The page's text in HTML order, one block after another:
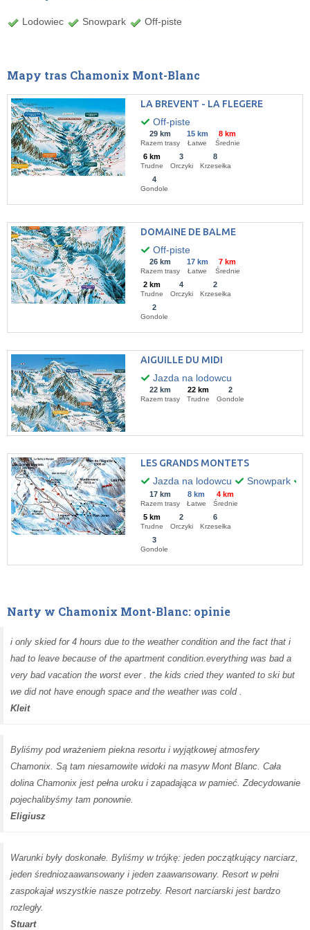
Lodowiec Snowpark Off-piste
Mapy tras Chamonix Mont-Blanc
LA BREVENT - LA FLEGERE
Off-piste
29 km
Razem trasy
15 km
Łatwe
8 km
Średnie
6 km
Trudne
3
Orczyki
8
Krzesełka
4
Gondole
DOMAINE DE BALME
Off-piste
26 km
Razem trasy
17 km
Łatwe
7 km
Średnie
2 km
Trudne
4
Orczyki
2
Krzesełka
2
Gondole
AIGUILLE DU MIDI
Jazda na lodowcu
22 km
Razem trasy
22 km
Trudne
2
Gondole
LES GRANDS MONTETS
Jazda na lodowcu
Snowpark
17 km
Razem trasy
8 km
Łatwe
4 km
Średnie
5 km
Trudne
2
Orczyki
6
Krzesełka
3
Gondole
Narty w Chamonix Mont-Blanc: opinie
i only skied for 4 hours due to the weather condition and the fact that i
had to leave because of the apartment condition.everything was bad a
very bad vacation the worst ever . the kids cried they wanted to ski but
we did not have enough space and the weather was cold .
Kleit
Byliśmy pod wrażeniem piekna resortu i wyjątkowej atmosfery
Chamonix. Są tam niesamowite widoki na masyw Mont Blanc. Cała
dolina Chamonix jest pełna uroku i zapadająca w pamieć. Zdecydowanie
pojechalibyśmy tam ponownie.
Eligiusz
Warunki były doskonałe. Byliśmy w trójkę: jeden początkujący narciarz,
jeden średniozaawansowany i jeden zaawansowany. Resort w pełni
zaspokajał wszystkie nasze potrzeby. Resort narciarski jest bardzo
rozległy.
Stuart